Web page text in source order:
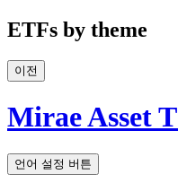
ETFs by theme
이전
Mirae Asset
언어 설정 버튼